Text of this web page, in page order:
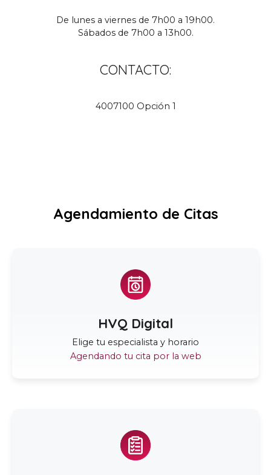
De lunes a viernes de 7h00 a 19h00.
Sábados de 7h00 a 13h00.
CONTACTO:
4007100 Opción 1
Agendamiento de Citas
HVQ Digital
Elige tu especialista y horario
Agendando tu cita por la web